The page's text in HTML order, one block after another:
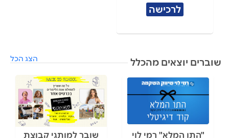
לרכישה
שוברים יוצאים מהכלל הצג הכל
"התו המלא" רמי לוי
שובר למותגי קבוצת